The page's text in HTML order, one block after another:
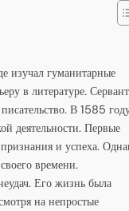
изучал гуманитарные
в литературе.
В 1585
деятельности. Первые
и успеха.
времени.
Его жизнь была
на непростые